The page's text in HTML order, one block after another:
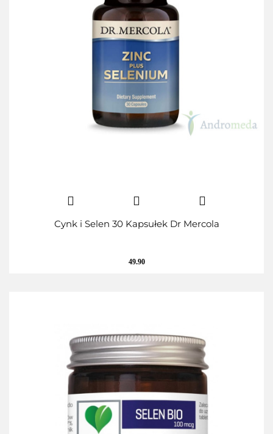
Cynk i Selen 30 Kapsułek Dr Mercola
49.90